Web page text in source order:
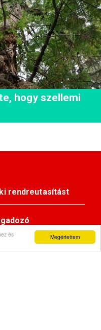
Megértettem
és
hogy szellemi
rendreutasítást